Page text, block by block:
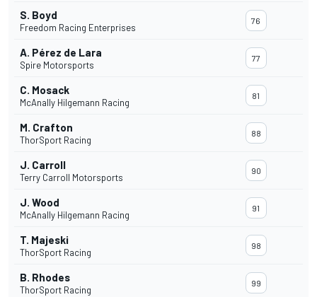
S. Boyd
Freedom Racing Enterprises
76
A. Pérez de Lara
Spire Motorsports
77
C. Mosack
McAnally Hilgemann Racing
81
M. Crafton
ThorSport Racing
88
J. Carroll
Terry Carroll Motorsports
90
J. Wood
McAnally Hilgemann Racing
91
T. Majeski
ThorSport Racing
98
B. Rhodes
ThorSport Racing
99